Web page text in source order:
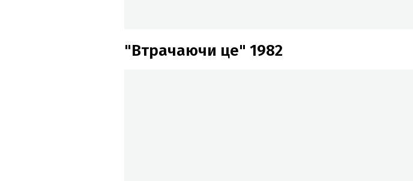
"Втрачаючи це" 1982